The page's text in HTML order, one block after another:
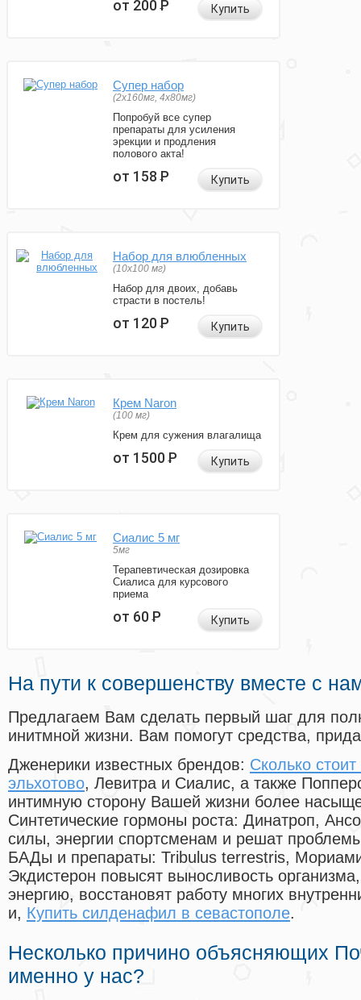
от 200Р Купить
Супер набор
(2х160мг, 4х80мг)
Попробуй все супер
препараты для усиления
эрекции и продления
полового акта!
от 158Р Купить
Набор для влюбленных
(10х100 мг)
Набор для двоих, добавь
страсти в постель!
от 120Р Купить
Крем Naron
(100 мг)
Крем для сужения влагалища
от 1500Р Купить
Сиалис 5 мг
5мг
Терапевтическая дозировка
Сиалиса для курсового
приема
от 60Р Купить
На пути к совершенству вместе с
Предлагаем Вам сделать первый шаг для
инитмной жизни. Вам помогут средства,
Дженерики известных брендов: Сколько
эльхотово, Левитра и Сиалис, а также
интимную сторону Вашей жизни более
Синтетические гормоны роста: Динатроп,
силы, энергии спортсменам и решат
БАДы и препараты: Tribulus terrestris,
Экдистерон повысят выносливость
энергию, восстановят работу многих
и, Купить силденафил в севастополе.
Несколько причино объясняющих
именно у нас?